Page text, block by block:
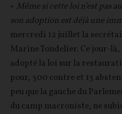
« Même si cette loi n’est pas
son adoption est déjà une
mercredi 12 juillet la
Marine Tondelier. Ce jour-
adopté la loi sur la
pour, 300 contre et 13
peu que la gauche du
du camp macroniste, ne